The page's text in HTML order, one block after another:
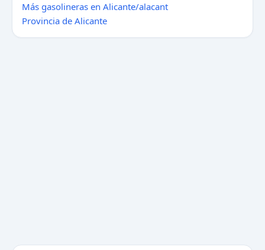
Más gasolineras en Alicante/alacant
Provincia de Alicante